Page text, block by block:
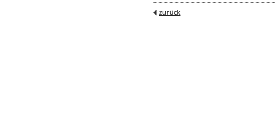
zurück